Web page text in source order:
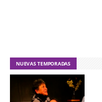
NUEVAS TEMPORADAS